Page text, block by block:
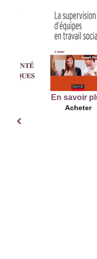
En savoir
Acheter